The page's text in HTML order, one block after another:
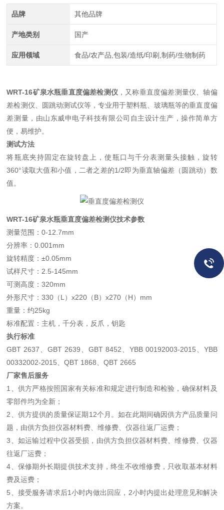
品牌 其他品牌
产地类别 国产
应用领域 食品/农产品,包装/造纸/印刷,制药/生物制药
WRT-16矿泉水瓶垂直度偏差检测仪 ，又称垂直度偏差测量仪、轴偏
差检测仪、圆跳动测试仪等，专业用于塑料瓶、玻璃瓶等的垂直度偏
差测量，由山东威申电子科技有限公司自主设计生产，操作简单方
便，易维护。
测试方法
将瓶底夹持固定在旋转盘上，使瓶口与千分表测量头接触，旋转
360°读取大值和小值，二者之差的1/2即为垂直轴偏差（圆跳动）数
值。
WRT-16矿泉水瓶垂直度偏差检测仪技术参数
测量范围：0-12.7mm
分辨率：0.001mm
旋转精度：±0.05mm
试样尺寸：2.5-145mm
可测高度：320mm
外形尺寸：330（L）x220（B）x270（H）mm
重量：约25kg
标准配置：主机，千分表，反爪，钥匙
执行标准
GBT 2637、GBT 2639、GBT 8452、YBB 00192003-2015、YBB
00332002-2015、QBT 1868、QBT 2665
厂家售后服务
1、供方严格按照国家有关标准和规定进行制造和检验，确保材料及
零部件均为全新；
2、供方提供的质量保证期12个月。如在此期间确因供方产品质量问
题，由供方负担仪器材料费、维修费、仪器往返厂运费；
3、如运输过程中仪器受损，由供方负担仪器材料费、维修费、仪器
往返厂运费；
4、保修期外长期提供技术支持，终生不收维修费，只收取基本材料
费及运费；
5、接受服务请求后1小时内做出回应，2小时内提出处理意见和解决
方案。